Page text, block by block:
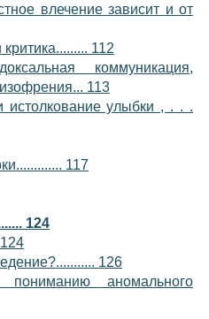
влечение зависит и от
112
коммуникация,
113
улыбки , . . .
117
124
126
аномального